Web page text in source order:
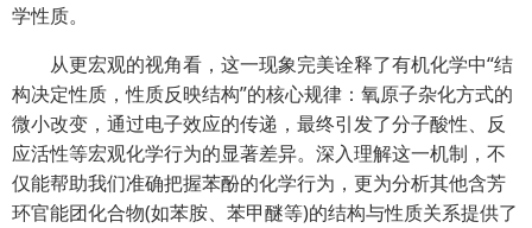
学性质。
从更宏观的视角看，这一现象完美诠释了有机化学中“结
构决定性质，性质反映结构”的核心规律：氧原子杂化方式的
微小改变，通过电子效应的传递，最终引发了分子酸性、反
应活性等宏观化学行为的显著差异。深入理解这一机制，不
仅能帮助我们准确把握苯酚的化学行为，更为分析其他含芳
环官能团化合物(如苯胺、苯甲醚等)的结构与性质关系提供了